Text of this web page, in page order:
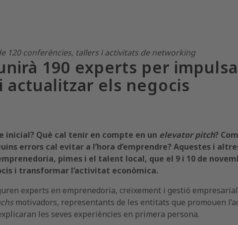
120 conferències, tallers i activitats de networking
190 experts per
actualitzar els negocis
inicial? Què cal tenir en compte en un elevator pitch?
errors cal evitar a l’hora d’emprendre? Aquestes i
pimes i el talent local, que el 9 i 10 de
i transformar l’activitat econòmica.
experts en emprenedoria, creixement i gestió
motivadors, representants de les entitats que promouen
les seves experiències en primera persona.